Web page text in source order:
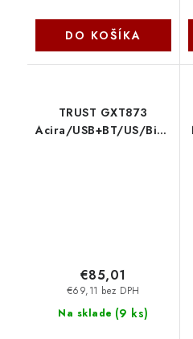
DO KOŠÍKA
TRUST GXT873
Acira/USB+BT/US/Biela
Na sklade (9 ks)
€69,11 bez DPH
€85,01